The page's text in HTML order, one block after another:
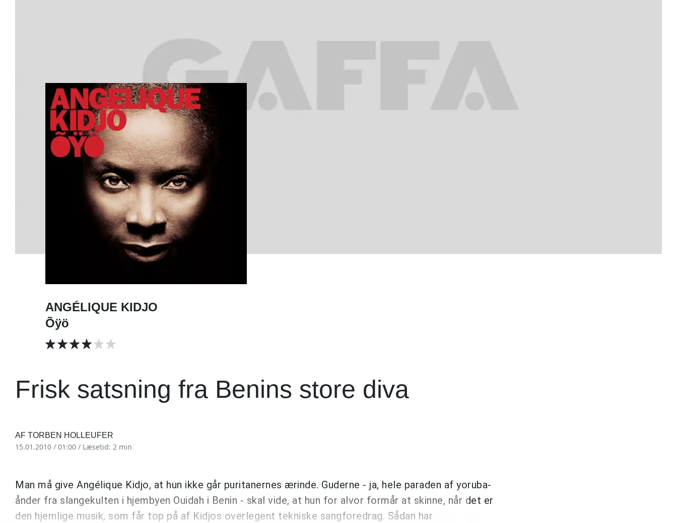
ANGÉLIQUE KIDJO
Õÿö
Frisk satsning fra Benins store diva
AF TORBEN HOLLEUFER
15.01.2010 / 01:00 / Læsetid: 2 min
Man må give Angélique Kidjo, at hun ikke går puritanernes ærinde. Guderne - ja, hele paraden af yoruba-
ånder fra slangekulten i hjembyen Ouidah i Benin - skal vide, at hun for alvor formår at skinne, når det er
den hjemlige musik, som får top på af Kidjos overlegent tekniske sangforedrag. Sådan har